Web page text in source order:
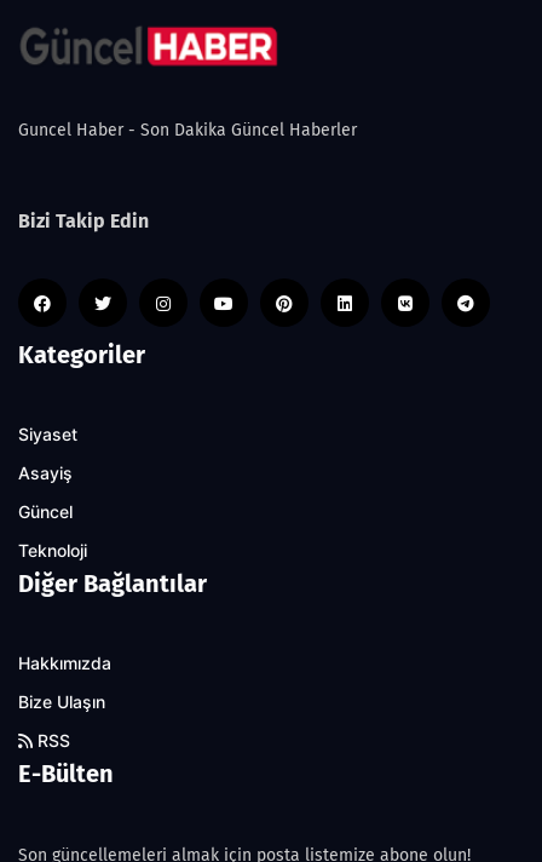
Guncel Haber - Son Dakika Güncel Haberler
Bizi Takip Edin
Kategoriler
Siyaset
Asayiş
Güncel
Teknoloji
Diğer Bağlantılar
Hakkımızda
Bize Ulaşın
RSS
E-Bülten
Son güncellemeleri almak için posta listemize abone olun!